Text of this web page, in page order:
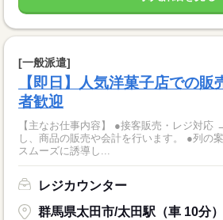
[一般派遣]
【即日】人気洋菓子店での販
者歓迎
【主なお仕事内容】 ●接客販売・レジ対応
し、商品の販売や会計を行います。 ●列の
スムーズに誘導し...
レジカウンター
群馬県太田市/太田駅（車 10分）